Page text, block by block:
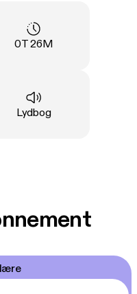
Varighed
0T 26M
Type:
Lydbog